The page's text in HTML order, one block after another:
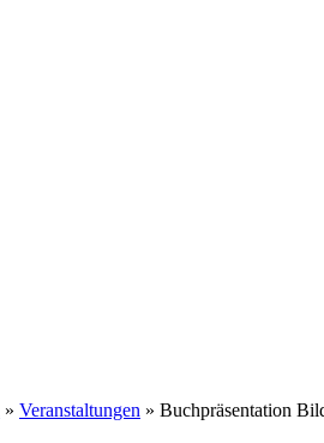
» Veranstaltungen » Buchpräsentation